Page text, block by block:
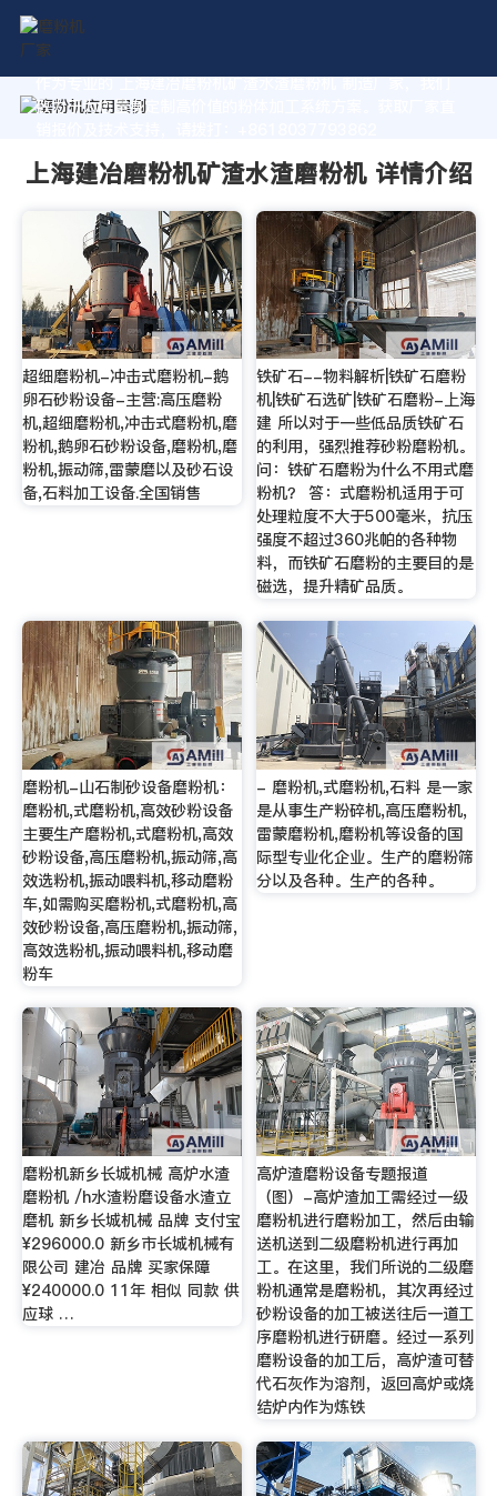
作为专业的 上海建冶磨粉机矿渣水渣磨粉机 制造厂家，我们
致力于为您量身定制高价值的粉体加工系统方案。获取厂家直
上海建冶磨粉机矿渣水渣磨粉机 详情介绍
超细磨粉机-冲击式磨粉机-鹅
卵石砂粉设备-主营:高压磨粉
机,超细磨粉机,冲击式磨粉机,磨
粉机,鹅卵石砂粉设备,磨粉机,磨
粉机,振动筛,雷蒙磨以及砂石设
备,石料加工设备.全国销售
铁矿石--物料解析|铁矿石磨粉
机|铁矿石选矿|铁矿石磨粉-上海
建 所以对于一些低品质铁矿石
的利用，强烈推荐砂粉磨粉机。
问：铁矿石磨粉为什么不用式磨
粉机？ 答：式磨粉机适用于可
处理粒度不大于500毫米，抗压
强度不超过360兆帕的各种物
料，而铁矿石磨粉的主要目的是
磁选，提升精矿品质。
磨粉机-山石制砂设备磨粉机：
磨粉机,式磨粉机,高效砂粉设备
主要生产磨粉机,式磨粉机,高效
砂粉设备,高压磨粉机,振动筛,高
效选粉机,振动喂料机,移动磨粉
车,如需购买磨粉机,式磨粉机,高
效砂粉设备,高压磨粉机,振动筛,
高效选粉机,振动喂料机,移动磨
粉车
- 磨粉机,式磨粉机,石料 是一家
是从事生产粉碎机,高压磨粉机,
雷蒙磨粉机,磨粉机等设备的国
际型专业化企业。生产的磨粉筛
分以及各种。生产的各种。
磨粉机新乡长城机械 高炉水渣
磨粉机 /h水渣粉磨设备水渣立
磨机 新乡长城机械 品牌 支付宝
¥296000.0 新乡市长城机械有
限公司 建冶 品牌 买家保障
¥240000.0 11年 相似 同款 供
应球 …
高炉渣磨粉设备专题报道
（图）-高炉渣加工需经过一级
磨粉机进行磨粉加工，然后由输
送机送到二级磨粉机进行再加
工。在这里，我们所说的二级磨
粉机通常是磨粉机，其次再经过
砂粉设备的加工被送往后一道工
序磨粉机进行研磨。经过一系列
磨粉设备的加工后，高炉渣可替
代石灰作为溶剂，返回高炉或烧
结炉内作为炼铁